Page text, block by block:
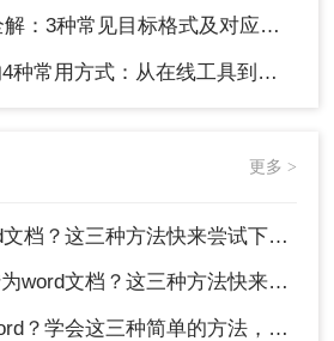
下载文档。
稳定，以免影响转换速度和效
文档有多种方法可供选择，包
种方法都有其优缺点和适用场
身需求和文件特点灵活选择。
3种常见目标格式及对应操作方法！
方式：从在线工具到桌面软件全梳理！
更多 >
档？这三种方法快来尝试下吧 ！
文档？这三种方法快来看看！
这三种简单的方法，1分钟轻松搞定！